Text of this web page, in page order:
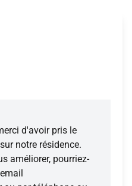
d'avoir pris le
notre résidence.
améliorer, pourriez-